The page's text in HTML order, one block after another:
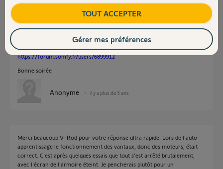
perceuse et en utilisant les câbles débranchés sur M1 et M2.
Si les deux moteurs fonctionnent normalement dans les deux sens, alors
il faudra envisager un examen de la carte.
Richy peut s'en charger en lui envoyant un mail à son adresse;
https://forum.somfy.fr/users/6899912
Bonne soirée
Anonyme il y a plus de 3 ans
Merci beaucoup V-Rod pour votre réponse ultra rapide. Lors de l'auto-
apprentissage le fonctionnement des vantaux, donc des moteurs, était
correct. C'est après quelques essais que tout s'est arrêté brutalement,
avec l'écran de l'armoire éteint. Je pencherais plutôt pour un
TOUT ACCEPTER
Gérer mes préférences